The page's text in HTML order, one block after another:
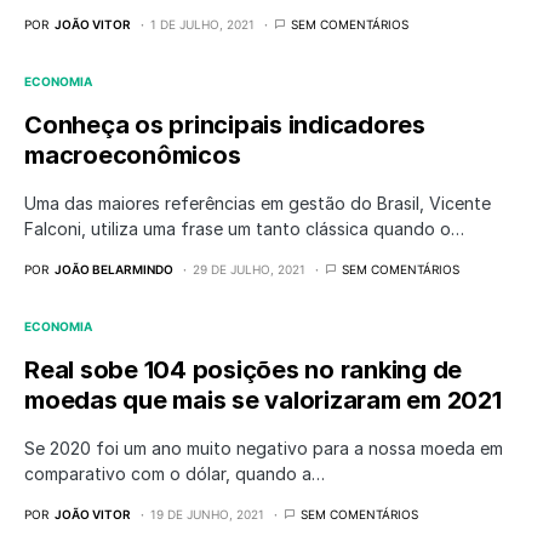
POR JOÃO VITOR 1 DE JULHO, 2021 SEM COMENTÁRIOS
ECONOMIA
Conheça os principais indicadores
macroeconômicos
Uma das maiores referências em gestão do Brasil, Vicente
Falconi, utiliza uma frase um tanto clássica quando o…
POR JOÃO BELARMINDO 29 DE JULHO, 2021 SEM COMENTÁRIOS
ECONOMIA
Real sobe 104 posições no ranking de
moedas que mais se valorizaram em 2021
Se 2020 foi um ano muito negativo para a nossa moeda em
comparativo com o dólar, quando a…
POR JOÃO VITOR 19 DE JUNHO, 2021 SEM COMENTÁRIOS